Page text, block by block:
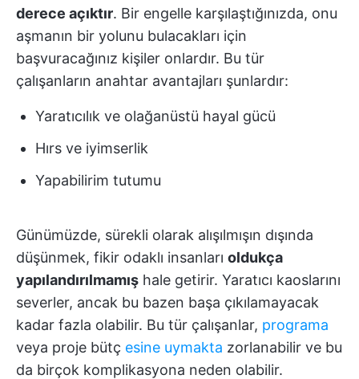
derece açıktır. Bir engelle karşılaştığınızda, onu
aşmanın bir yolunu bulacakları için
başvuracağınız kişiler onlardır. Bu tür
çalışanların anahtar avantajları şunlardır:
Yaratıcılık ve olağanüstü hayal gücü
Hırs ve iyimserlik
Yapabilirim tutumu
Günümüzde, sürekli olarak alışılmışın dışında
düşünmek, fikir odaklı insanları oldukça
yapılandırılmamış hale getirir. Yaratıcı kaoslarını
severler, ancak bu bazen başa çıkılamayacak
kadar fazla olabilir. Bu tür çalışanlar, programa
veya proje bütç esine uymakta zorlanabilir ve bu
da birçok komplikasyona neden olabilir.